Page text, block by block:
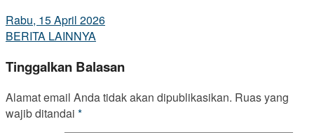
Rabu, 15 April 2026
BERITA LAINNYA
Tinggalkan Balasan
Alamat email Anda tidak akan dipublikasikan. Ruas yang
wajib ditandai *